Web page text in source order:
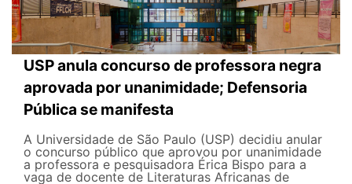
USP anula concurso de professora negra
aprovada por unanimidade; Defensoria
Pública se manifesta
A Universidade de São Paulo (USP) decidiu anular
o concurso público que aprovou por unanimidade
a professora e pesquisadora Érica Bispo para a
vaga de docente de Literaturas Africanas de